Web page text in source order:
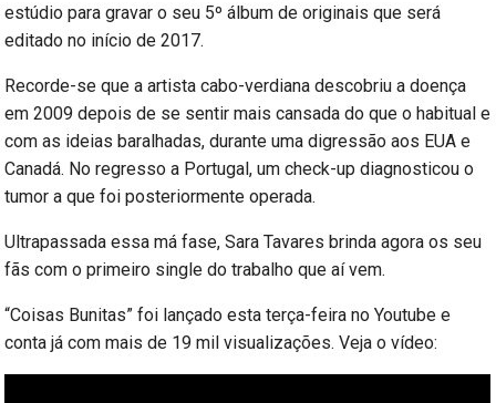
estúdio para gravar o seu 5º álbum de originais que será
editado no início de 2017.
Recorde-se que a artista cabo-verdiana descobriu a doença
em 2009 depois de se sentir mais cansada do que o habitual e
com as ideias baralhadas, durante uma digressão aos EUA e
Canadá. No regresso a Portugal, um check-up diagnosticou o
tumor a que foi posteriormente operada.
Ultrapassada essa má fase, Sara Tavares brinda agora os seu
fãs com o primeiro single do trabalho que aí vem.
“Coisas Bunitas” foi lançado esta terça-feira no Youtube e
conta já com mais de 19 mil visualizações. Veja o vídeo: